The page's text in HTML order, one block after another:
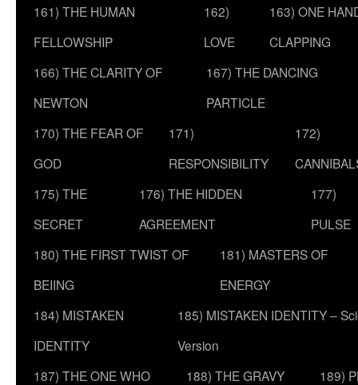
161) THE HUMAN
FELLOWSHIP
162)
LOVE
163) ONE
CLAPPING
166) THE CLARITY OF
NEWTON
167) THE DANCING
PARTICLE
170) THE FEAR OF
GOD
171)
RESPONSIBILITY
172)
175) THE
SECRET
176) THE HIDDEN
AGREEMENT
177)
PULSE
180) THE FIRST TWIST OF
BEIING
181) MASTERS OF
ENERGY
184) MISTAKEN
IDENTITY
185) MISTAKEN IDENTITY –
Version
187) THE ONE WHO
188) THE GRAVY
189)